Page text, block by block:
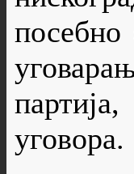
посебно
уговора.